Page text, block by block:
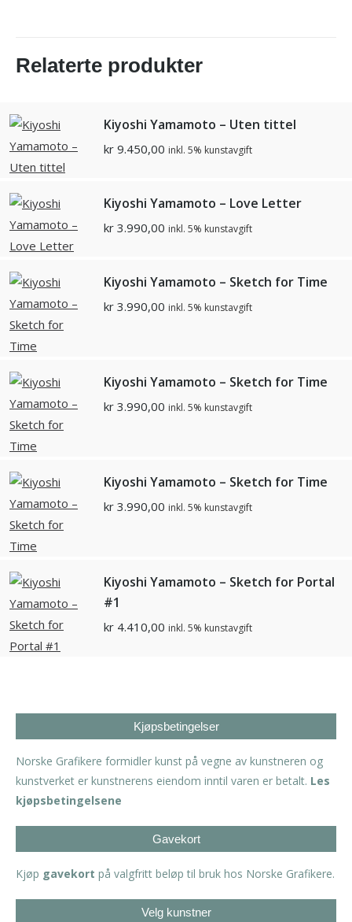
Relaterte produkter
Kiyoshi Yamamoto – Uten tittel
kr 9.450,00 inkl. 5% kunstavgift
Kiyoshi Yamamoto – Love Letter
kr 3.990,00 inkl. 5% kunstavgift
Kiyoshi Yamamoto – Sketch for Time
kr 3.990,00 inkl. 5% kunstavgift
Kiyoshi Yamamoto – Sketch for Time
kr 3.990,00 inkl. 5% kunstavgift
Kiyoshi Yamamoto – Sketch for Time
kr 3.990,00 inkl. 5% kunstavgift
Kiyoshi Yamamoto – Sketch for Portal
#1
kr 4.410,00 inkl. 5% kunstavgift
Kjøpsbetingelser
Norske Grafikere formidler kunst på vegne av kunstneren og
kunstverket er kunstnerens eiendom inntil varen er betalt. Les
kjøpsbetingelsene
Gavekort
Kjøp gavekort på valgfritt beløp til bruk hos Norske Grafikere.
Velg kunstner